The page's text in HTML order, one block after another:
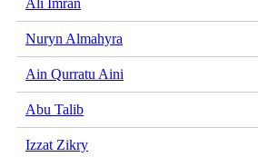
Ali Imran
Nuryn Almahyra
Ain Qurratu Aini
Abu Talib
Izzat Zikry